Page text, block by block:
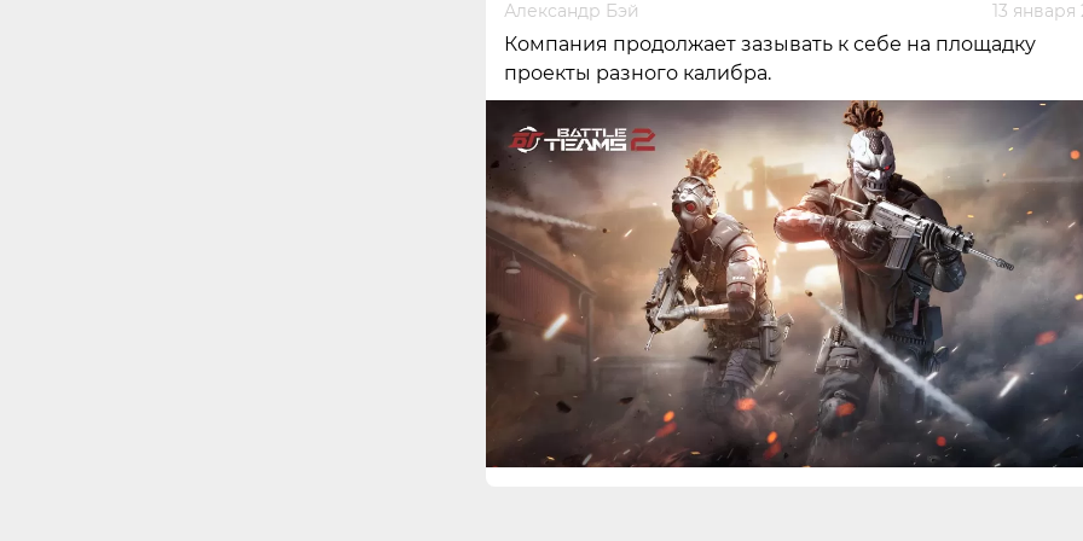
Александр Бэй 13 января
Компания продолжает зазывать к себе на площадку
проекты разного калибра.